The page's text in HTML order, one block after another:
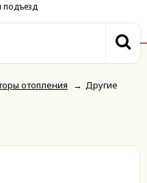
подъезд
отопления → Другие